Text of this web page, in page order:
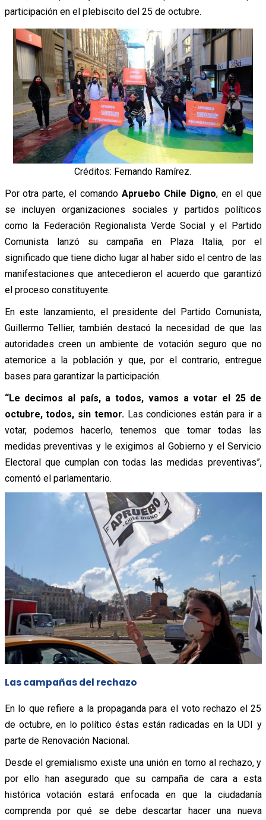
participación en el plebiscito del 25 de octubre.
Créditos: Fernando Ramírez.
Por otra parte, el comando Apruebo Chile Digno, en el que
se incluyen organizaciones sociales y partidos políticos
como la Federación Regionalista Verde Social y el Partido
Comunista lanzó su campaña en Plaza Italia, por el
significado que tiene dicho lugar al haber sido el centro de las
manifestaciones que antecedieron el acuerdo que garantizó
el proceso constituyente.
En este lanzamiento, el presidente del Partido Comunista,
Guillermo Tellier, también destacó la necesidad de que las
autoridades creen un ambiente de votación seguro que no
atemorice a la población y que, por el contrario, entregue
bases para garantizar la participación.
“Le decimos al país, a todos, vamos a votar el 25 de
octubre, todos, sin temor.Las condiciones están para ir a
votar, podemos hacerlo, tenemos que tomar todas las
medidas preventivas y le exigimos al Gobierno y el Servicio
Electoral que cumplan con todas las medidas preventivas”,
comentó el parlamentario.
Las campañas del rechazo
En lo que refiere a la propaganda para el voto rechazo el 25
de octubre, en lo político éstas están radicadas en la UDI y
parte de Renovación Nacional.
Desde el gremialismo existe una unión en torno al rechazo, y
por ello han asegurado que su campaña de cara a esta
histórica votación estará enfocada en que la ciudadanía
comprenda por qué se debe descartar hacer una nueva